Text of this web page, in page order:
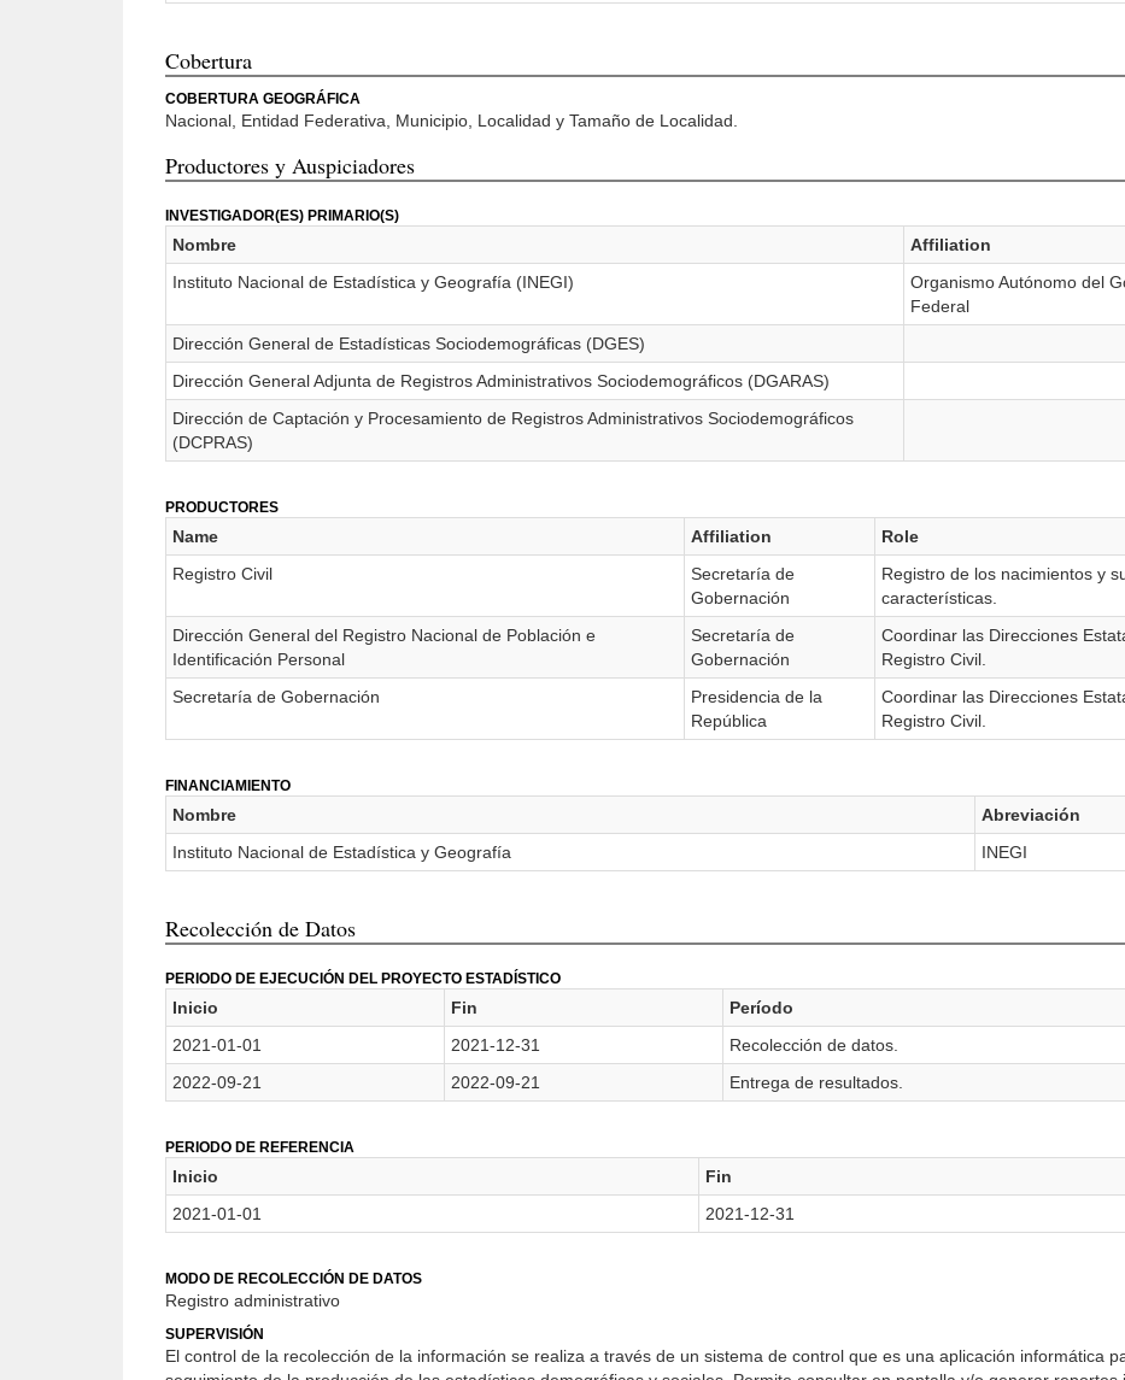
Cobertura
COBERTURA GEOGRÁFICA
Nacional, Entidad Federativa, Municipio, Localidad y Tamaño de Localidad.
Productores y Auspiciadores
INVESTIGADOR(ES) PRIMARIO(S)
Nombre
Affiliation
Instituto Nacional de Estadística y Geografía (INEGI)
Organismo Autónomo del
Federal
Dirección General de Estadísticas Sociodemográficas (DGES)
Dirección General Adjunta de Registros Administrativos Sociodemográficos (DGARAS)
Dirección de Captación y Procesamiento de Registros Administrativos Sociodemográficos
(DCPRAS)
PRODUCTORES
Name Affiliation
Role
Registro Civil
Secretaría de
Gobernación
Registro de los nacimientos y
características.
Dirección General del Registro Nacional de Población e
Identificación Personal
Secretaría de
Gobernación
Coordinar las Direcciones
Registro Civil.
Secretaría de Gobernación
Presidencia de la
República
Coordinar las Direcciones
Registro Civil.
FINANCIAMIENTO
Nombre
Abreviación
Instituto Nacional de Estadística y Geografía
INEGI
Recolección de Datos
PERIODO DE EJECUCIÓN DEL PROYECTO ESTADÍSTICO
Inicio Fin
Período
2021-01-01
2021-12-31
Recolección de datos.
2022-09-21
2022-09-21 Entrega de resultados.
PERIODO DE REFERENCIA
Inicio
Fin
2021-01-01
2021-12-31
MODO DE RECOLECCIÓN DE DATOS
Registro administrativo
SUPERVISIÓN
El control de la recolección de la información se realiza a través de un sistema de control que es una aplicación informática